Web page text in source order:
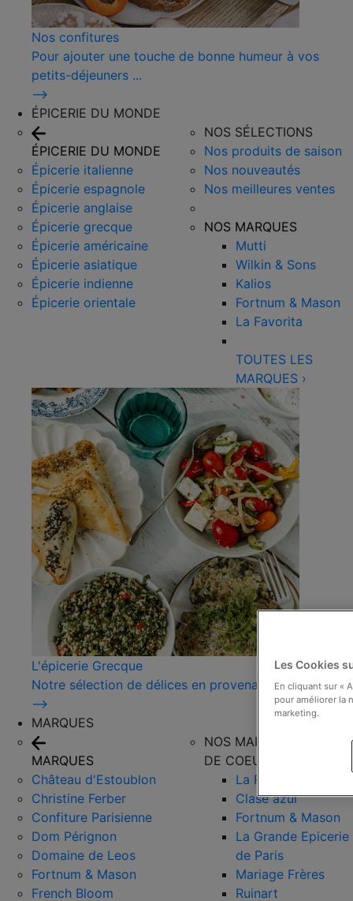
Nos confitures
Pour ajouter une touche de bonne humeur à vos
petits-déjeuners ...
⟶
ÉPICERIE DU MONDE
ÉPICERIE DU MONDE
Épicerie italienne
Épicerie espagnole
Épicerie anglaise
Épicerie grecque
Épicerie américaine
Épicerie asiatique
Épicerie indienne
Épicerie orientale
NOS SÉLECTIONS
Nos produits de saison
Nos nouveautés
Nos meilleures ventes
NOS MARQUES
Mutti
Wilkin & Sons
Kalios
Fortnum & Mason
La Favorita
TOUTES LES
MARQUES ›
L'épicerie Grecque
Notre sélection de délices en provenance de Grèce !
⟶
MARQUES
MARQUES
Château d'Estoublon
Christine Ferber
Confiture Parisienne
Dom Pérignon
Domaine de Leos
Fortnum & Mason
French Bloom
NOS MARQUES COUPS
DE COEUR
La Favorita
Clase azul
Fortnum & Mason
La Grande Epicerie
de Paris
Mariage Frères
Ruinart
Les Cookies
En cliquant sur «
pour améliorer la
marketing.